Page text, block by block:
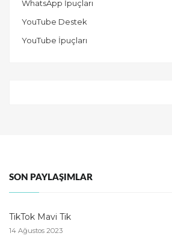
WhatsApp İpuçları
YouTube Destek
YouTube İpuçları
SON PAYLAŞIMLAR
TikTok Mavi Tik
14 Ağustos 2023